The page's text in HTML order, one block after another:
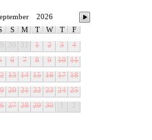
2026
S M T W T
F
1 2 3
4
6 7 8 9 10 11
13 14 15 16 17 18
20 21 22 23 24 25
27 28 29 30